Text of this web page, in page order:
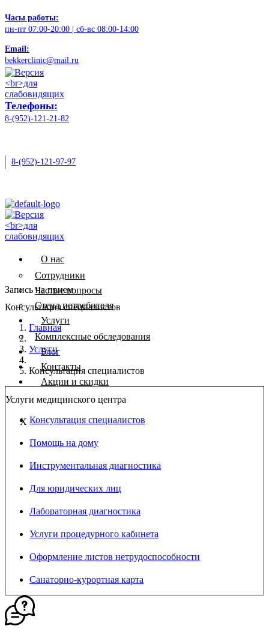
Часы работы:
пн-пт 07:00-20:00 | сб-вс 08:00-14:00
Email:
bekkerclinic@mail.ru
Телефоны:
8-(952)-121-21-82
8-(952)-121-97-97
О нас
Сотрудники
Частые вопросы
Стенд потребителя
Услуги
Комплексные обследования
Блог
Контакты
Акции и скидки
X
Запись на прием
Консультация специалистов
Главная
Услуги
Консультация специалистов
Услуги медицинского центра
Консультация специалистов
Помощь на дому
Инструментальная диагностика
Для юридических лиц
Лабораторная диагностика
Услуги процедурного кабинета
Оформление листов нетрудоспособности
Санаторно-курортная карта